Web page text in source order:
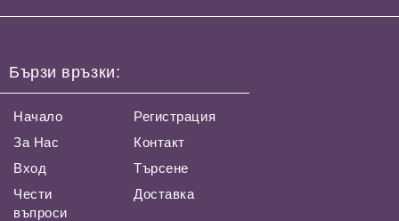
Бързи връзки:
Начало
За Нас
Вход
Чести
въпроси
Регистрация
Контакт
Търсене
Доставка